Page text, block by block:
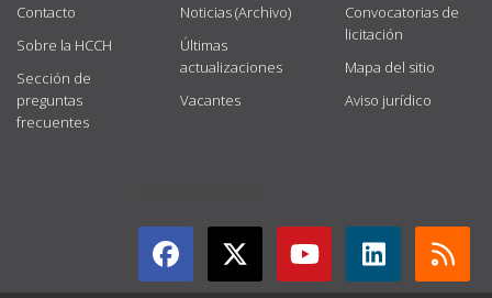
Contacto
Sobre la HCCH
Sección de
preguntas
frecuentes
Noticias (Archivo)
Últimas
actualizaciones
Vacantes
Convocatorias de
licitación
Mapa del sitio
Aviso jurídico